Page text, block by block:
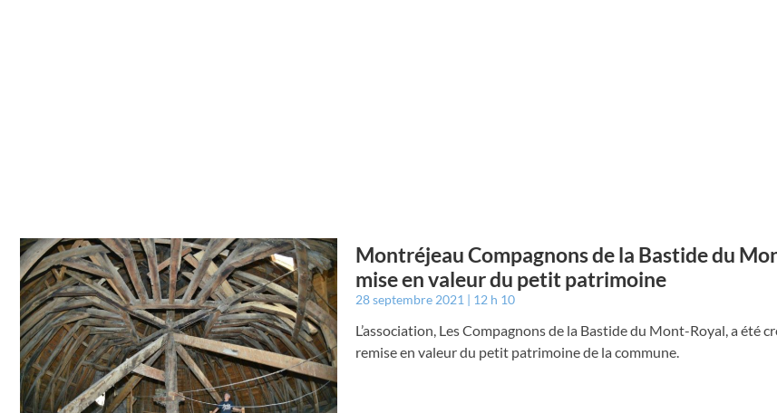
Montréjeau Compagnons de la Bastide du
mise en valeur du petit patrimoine
28 septembre 2021 12 h 10
L’association, Les Compagnons de la Bastide du Mont-Royal, a été
remise en valeur du petit patrimoine de la commune.